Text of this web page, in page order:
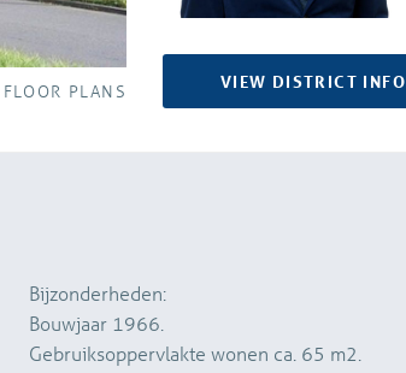
FLOOR PLANS VIEW DISTRICT INFO
Bijzonderheden:
Bouwjaar 1966.
Gebruiksoppervlakte wonen ca. 65 m2.